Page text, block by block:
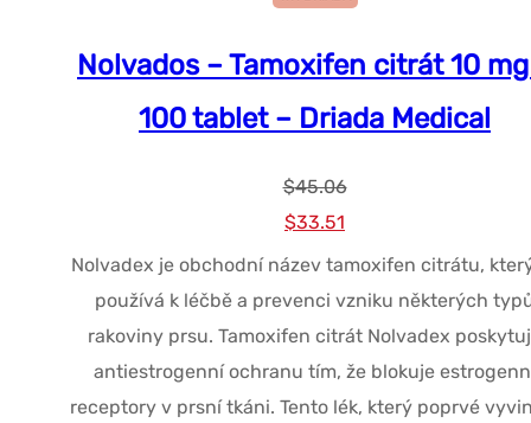
Nolvados – Tamoxifen citrát 10
100 tablet – Driada Medical
$45.06
Původní
cena
byla:
$45.06.
$33.51
cena
je:
$33.51.
Nolvadex je obchodní název tamoxifen citrátu,
používá k léčbě a prevenci vzniku některých
rakoviny prsu. Tamoxifen citrát Nolvadex
antiestrogenní ochranu tím, že blokuje
receptory v prsní tkáni. Tento lék, který poprvé